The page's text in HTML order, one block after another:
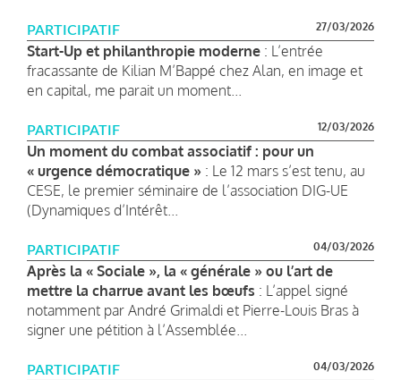
PARTICIPATIF 27/03/2026
Start-Up et philanthropie moderne : L’entrée
fracassante de Kilian M’Bappé chez Alan, en image et
en capital, me parait un moment...
PARTICIPATIF 12/03/2026
Un moment du combat associatif : pour un
« urgence démocratique » : Le 12 mars s’est tenu, au
CESE, le premier séminaire de l’association DIG-UE
(Dynamiques d’Intérêt...
PARTICIPATIF 04/03/2026
Après la « Sociale », la « générale » ou l’art de
mettre la charrue avant les bœufs : L’appel signé
notamment par André Grimaldi et Pierre-Louis Bras à
signer une pétition à l’Assemblée...
PARTICIPATIF 04/03/2026